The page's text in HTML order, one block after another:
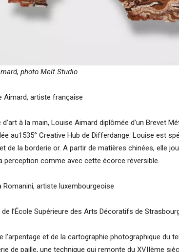
photo Melt Studio
Aimard, artiste française
à la main, Louise Aimard diplômée d’un Brevet
au1535° Creative Hub de Differdange. Louise est
de la borderie or. A partir de matières chinées, elle
perception comme avec cette écorce réversible.
Romanini, artiste luxembourgeoise
l’École Supérieure des Arts Décoratifs de
l’arpentage et de la cartographie photographique du
de paille, une technique qui remonte du XVIIème